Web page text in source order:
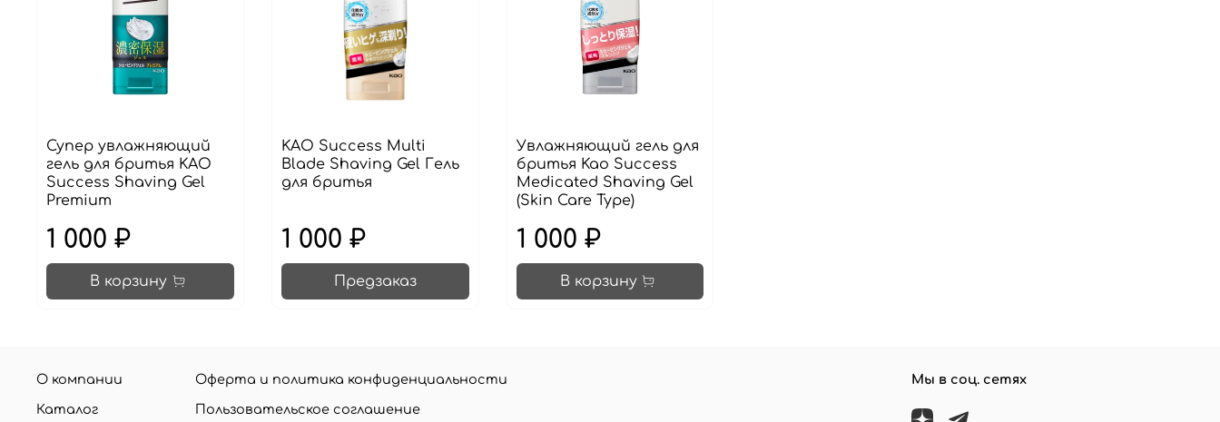
Супер увлажняющий
гель для бритья KAO
Success Shaving Gel
Premium
1 000 ₽
В корзину
KAO Success Multi
Blade Shaving Gel Гель
для бритья
1 000 ₽
Предзаказ
Увлажняющий гель для
бритья Kao Success
Medicated Shaving Gel
(Skin Care Type)
1 000 ₽
В корзину
О компании
Каталог
Оферта и политика конфиденциальности
Пользовательское соглашение
Мы в соц. сетях